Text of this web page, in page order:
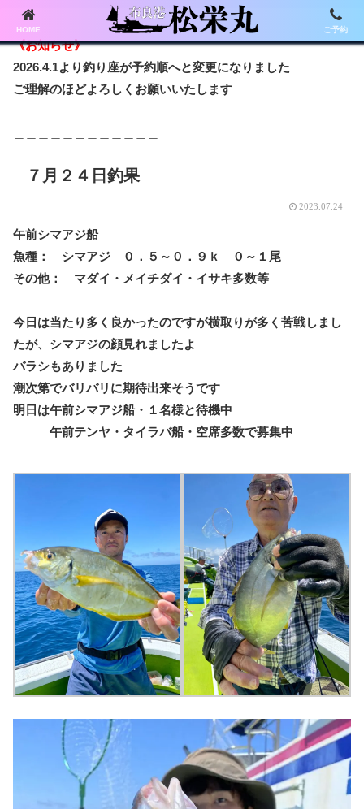
《お知らせ》
2026.4.1より釣り座が予約順へと変更になりました
ご理解のほどよろしくお願いいたします
７月２４日釣果
2023.07.24
午前シマアジ船
魚種： シマアジ ０．５～０．９ｋ ０～１尾
その他： マダイ・メイチダイ・イサキ多数等
今日は当たり多く良かったのですが横取りが多く苦戦しまし
たが、 シマアジの顔見れましたよ
バラシもありました
潮次第でバリバリに期待出来そうです
明日は午前シマアジ船・１名様と待機中
午前テンヤ・タイラバ船・空席多数で募集中
HOME ご予約